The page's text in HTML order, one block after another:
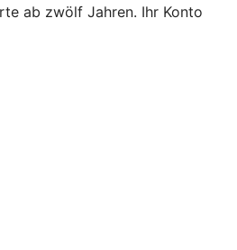
ab zwölf Jahren. Ihr Konto